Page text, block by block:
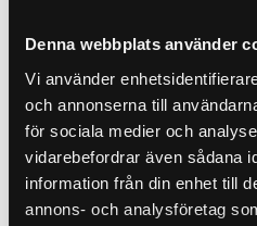
Denna webbplats använder
Vi använder
och annonserna till
för sociala medier och
vidarebefordrar även sådana
information från din enhet till
annons- och analysföretag
KATEGORI:
Ytterligare information
Recensioner (0)